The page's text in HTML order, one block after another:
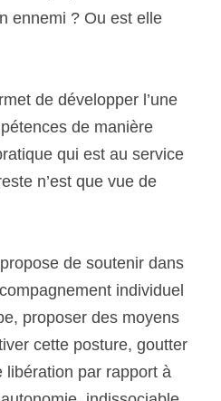
ennemi ? Ou est elle
de développer l’une
de manière
qui est au service
n’est que vue de
de soutenir dans
individuel
proposer des moyens
cette posture, goutter
libération par rapport à